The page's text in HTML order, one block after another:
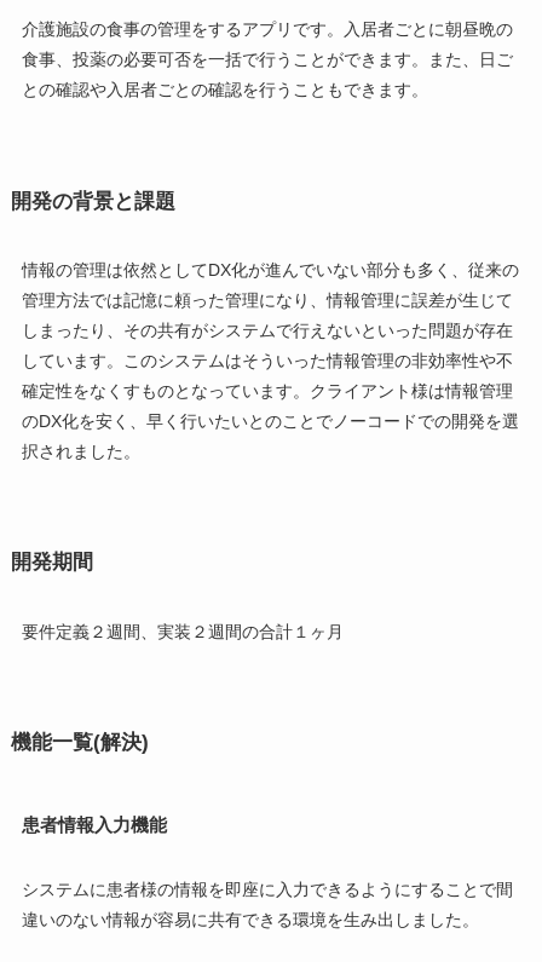
介護施設の食事の管理をするアプリです。入居者ごとに朝昼晩の
食事、投薬の必要可否を一括で行うことができます。また、日ご
との確認や入居者ごとの確認を行うこともできます。
開発の背景と課題
情報の管理は依然としてDX化が進んでいない部分も多く、従来の
管理方法では記憶に頼った管理になり、情報管理に誤差が生じて
しまったり、その共有がシステムで行えないといった問題が存在
しています。このシステムはそういった情報管理の非効率性や不
確定性をなくすものとなっています。クライアント様は情報管理
のDX化を安く、早く行いたいとのことでノーコードでの開発を選
択されました。
開発期間
要件定義２週間、実装２週間の合計１ヶ月
機能一覧(解決)
患者情報入力機能
システムに患者様の情報を即座に入力できるようにすることで間
違いのない情報が容易に共有できる環境を生み出しました。